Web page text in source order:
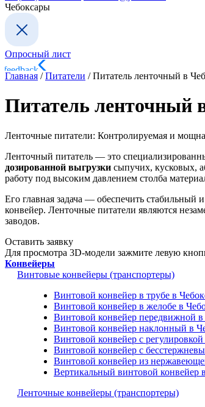
Чебоксары
Опросный лист
Главная /Питатели /Питатель ленточный в
Питатель ленточный
Ленточные питатели: Контролируемая и
Ленточный питатель — это
дозированной выгрузки сыпучих, кусковых,
работу под высоким давлением столба
Его главная задача — обеспечить стабильный
конвейер. Ленточные питатели являются
заводов.
Оставить заявку
Для просмотра 3D-модели зажмите левую
Конвейеры
Винтовые конвейеры (транспортеры)
Винтовой конвейер в трубе в
Винтовой конвейер в желобе в
Винтовой конвейер передвижной в
Винтовой конвейер наклонный в
Винтовой конвейер с
Винтовой конвейер с
Винтовой конвейер из
Вертикальный винтовой конвейер
Ленточные конвейеры (транспортеры)